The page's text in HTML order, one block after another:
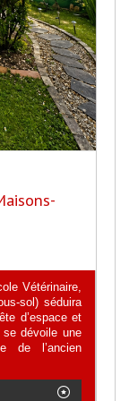
Vétérinaire,
sol) séduira
d’espace et
dévoile une
de l’ancien